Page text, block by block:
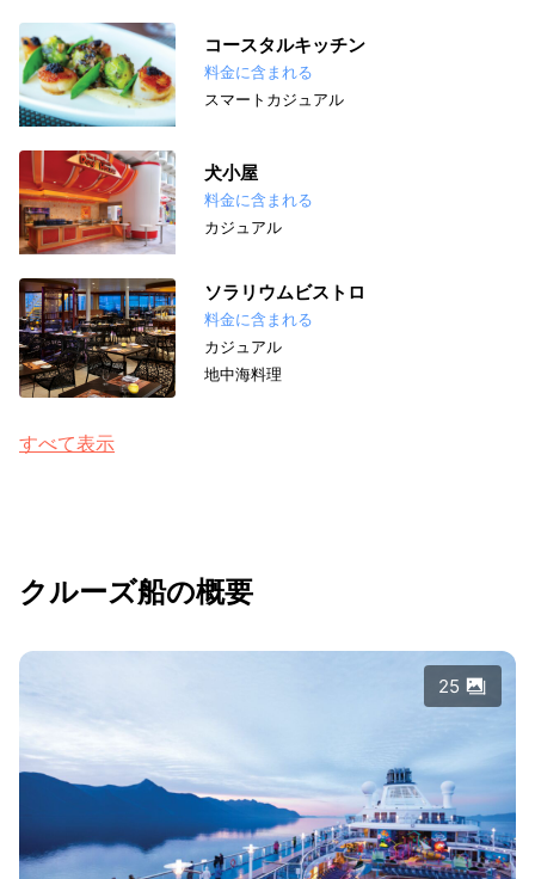
コースタルキッチン
料金に含まれる
スマートカジュアル
犬小屋
料金に含まれる
カジュアル
ソラリウムビストロ
料金に含まれる
カジュアル
地中海料理
すべて表示
クルーズ船の概要
25